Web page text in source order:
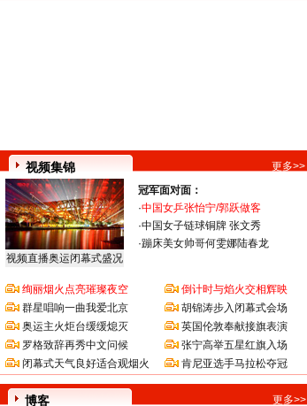
视频集锦 更多>>
视频直播奥运闭幕式盛况
冠军面对面：
·中国女乒张怡宁/郭跃做客
·中国女子链球铜牌 张文秀
·蹦床美女帅哥何雯娜陆春龙
绚丽烟火点亮璀璨夜空
群星唱响一曲我爱北京
奥运主火炬台缓缓熄灭
罗格致辞再秀中文问候
闭幕式天气良好适合观烟火
倒计时与焰火交相辉映
胡锦涛步入闭幕式会场
英国伦敦奉献接旗表演
张宁高举五星红旗入场
肯尼亚选手马拉松夺冠
博客 更多>>